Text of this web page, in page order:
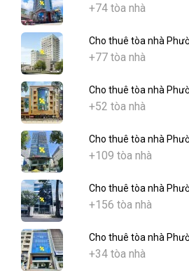
+74 tòa nhà
Cho thuê tòa nhà
+77 tòa nhà
Cho thuê tòa nhà
+52 tòa nhà
Cho thuê tòa nhà
+109 tòa nhà
Cho thuê tòa nhà
+156 tòa nhà
Cho thuê tòa nhà
+34 tòa nhà